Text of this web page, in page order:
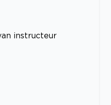
instructeur